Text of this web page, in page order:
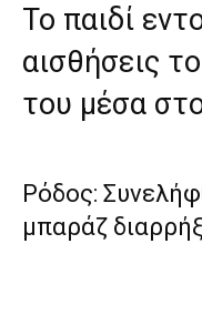
Το παιδί
αισθήσεις
του μέσα
Ρόδος:
μπαράζ